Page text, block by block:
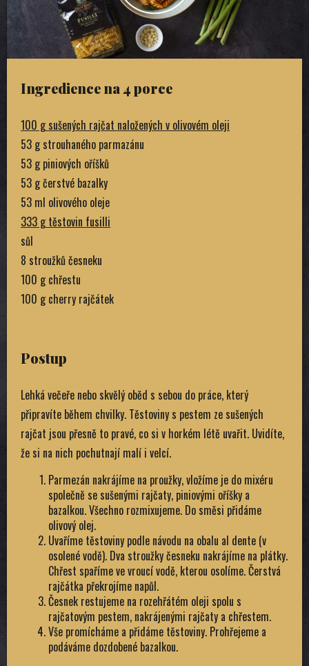
Ingredience na 4 porce
100 g sušených rajčat naložených v olivovém oleji
53 g strouhaného parmazánu
53 g piniových oříšků
53 g čerstvé bazalky
53 ml olivového oleje
333 g těstovin fusilli
sůl
8 stroužků česneku
100 g chřestu
100 g cherry rajčátek
Postup
Lehká večeře nebo skvělý oběd s sebou do práce, který
připravíte během chvilky. Těstoviny s pestem ze sušených
rajčat jsou přesně to pravé, co si v horkém létě uvařit. Uvidíte,
že si na nich pochutnají malí i velcí.
Parmezán nakrájíme na proužky, vložíme je do mixéru
společně se sušenými rajčaty, piniovými oříšky a
bazalkou. Všechno rozmixujeme. Do směsi přidáme
olivový olej.
Uvaříme těstoviny podle návodu na obalu al dente (v
osolené vodě). Dva stroužky česneku nakrájíme na plátky.
Chřest spaříme ve vroucí vodě, kterou osolíme. Čerstvá
rajčátka překrojíme napůl.
Česnek restujeme na rozehřátém oleji spolu s
rajčatovým pestem, nakrájenými rajčaty a chřestem.
Vše promícháme a přidáme těstoviny. Prohřejeme a
podáváme dozdobené bazalkou.